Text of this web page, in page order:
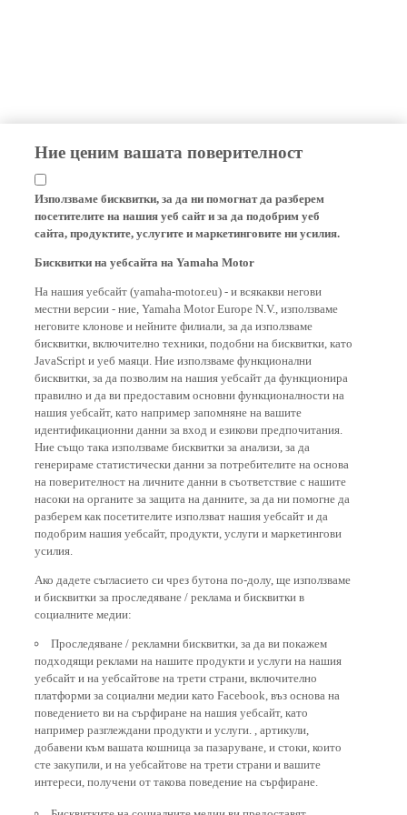
Ние ценим вашата поверителност
Използваме бисквитки, за да ни помогнат да разберем
посетителите на нашия уеб сайт и за да подобрим уеб
сайта, продуктите, услугите и маркетинговите ни усилия.
местни версии - ние, Yamaha Motor Europe N.V., използваме
неговите клонове и нейните филиали, за да използваме
бисквитки, включително техники, подобни на бисквитки, като
JavaScript и уеб маяци. Ние използваме функционални
бисквитки, за да позволим на нашия уебсайт да функционира
правилно и да ви предоставим основни функционалности на
нашия уебсайт, като например запомняне на вашите
идентификационни данни за вход и езикови предпочитания.
Ние също така използваме бисквитки за анализи, за да
генерираме статистически данни за потребителите на основа
на поверителност на личните данни в съответствие с нашите
насоки на органите за защита на данните, за да ни помогне да
разберем как посетителите използват нашия уебсайт и да
подобрим нашия уебсайт, продукти, услуги и маркетингови
усилия.
и бисквитки за проследяване / реклама и бисквитки в
социалните медии:
подходящи реклами на нашите продукти и услуги на нашия
уебсайт и на уебсайтове на трети страни, включително
платформи за социални медии като Facebook, въз основа на
поведението ви на сърфиране на нашия уебсайт, като
например разглеждани продукти и услуги. , артикули,
добавени към вашата кошница за пазаруване, и стоки, които
сте закупили, и на уебсайтове на трети страни и вашите
интереси, получени от такова поведение на сърфиране.